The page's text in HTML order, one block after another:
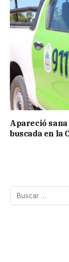
Apareció sana
buscada en la